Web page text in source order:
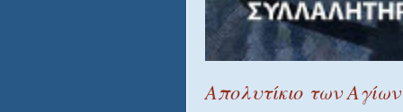
Απολυτίκιο των